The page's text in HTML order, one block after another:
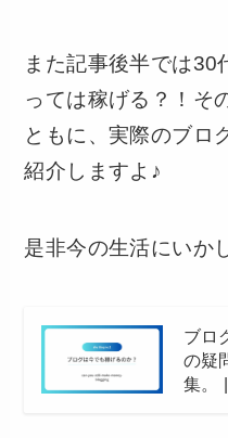
また記事後半では30
っては稼げる？！そ
ともに、実際のブロ
紹介しますよ♪
是非今の生活にいか
ブロ
の疑
集。